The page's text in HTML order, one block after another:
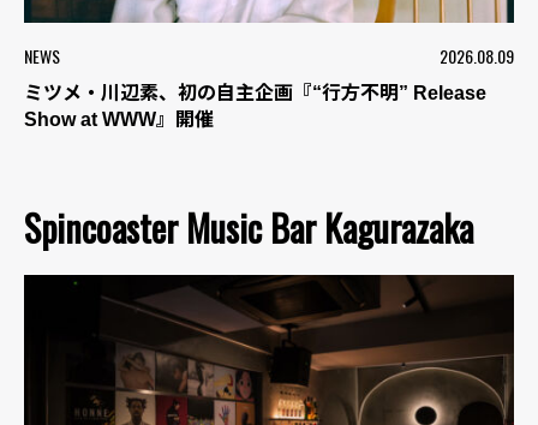
NEWS 2026.08.09
ミツメ・川辺素、初の自主企画『“行方不明” Release
Show at WWW』開催
Spincoaster Music Bar Kagurazaka